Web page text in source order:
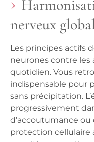
nerveux
Les principes actifs
neurones contre
quotidien. Vous
indispensable pour
sans précipitation.
progressivement
d’accoutumance
protection cellulaire